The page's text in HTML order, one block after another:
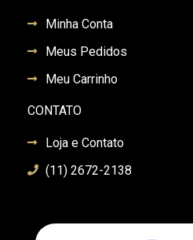
Minha Conta
Meus Pedidos
Meu Carrinho
CONTATO
Loja e Contato
(11) 2672-2138